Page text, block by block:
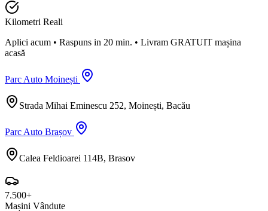
Kilometri Reali
Aplici acum • Raspuns in 20 min. • Livram GRATUIT mașina
acasă
Parc Auto Moinești
Strada Mihai Eminescu 252, Moinești, Bacău
Parc Auto Brașov
Calea Feldioarei 114B, Brasov
7.500+
Mașini Vândute